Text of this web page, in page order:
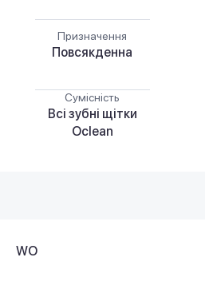
Призначення
Повсякденна
Сумісність
Всі зубні щітки
Oclean
WO